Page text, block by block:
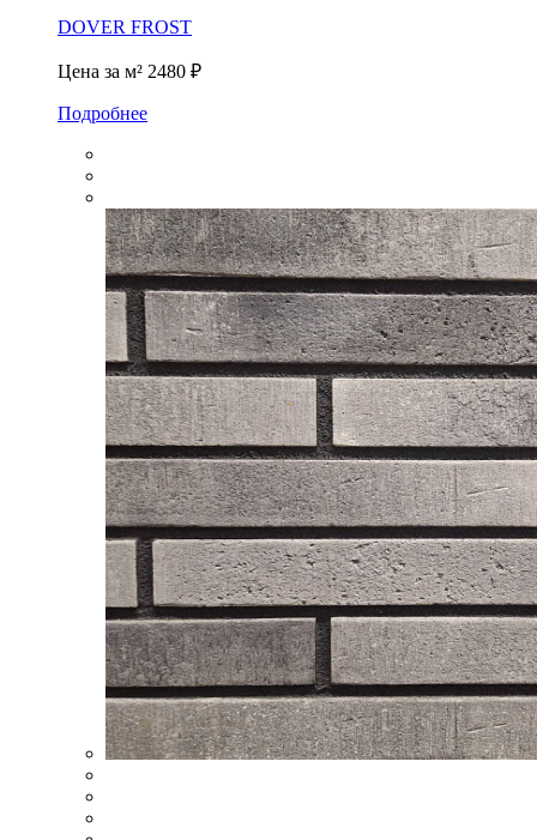
DOVER FROST
Цена за м² 2480 ₽
Подробнее